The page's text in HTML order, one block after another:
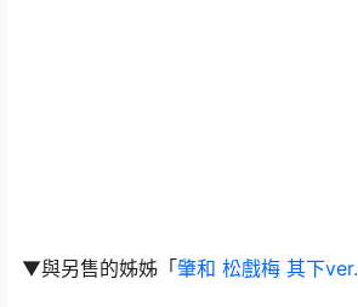
▼與另售的姊姊「肇和 松戲梅 其下ver.